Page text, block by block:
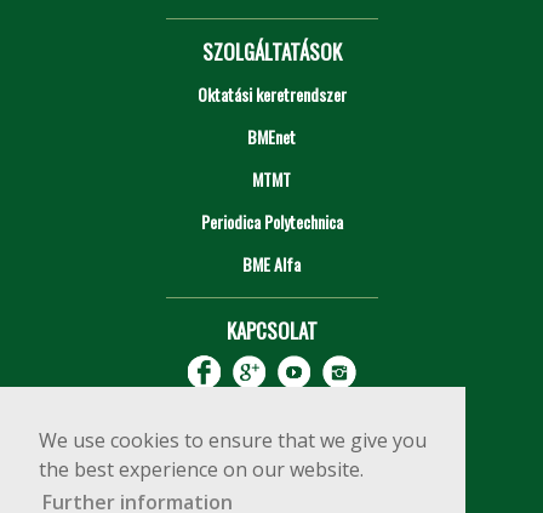
We use cookies to ensure that we give you
the best experience on our website.
Further information
SZOLGÁLTATÁSOK
Oktatási keretrendszer
BMEnet
MTMT
Periodica Polytechnica
BME Alfa
KAPCSOLAT